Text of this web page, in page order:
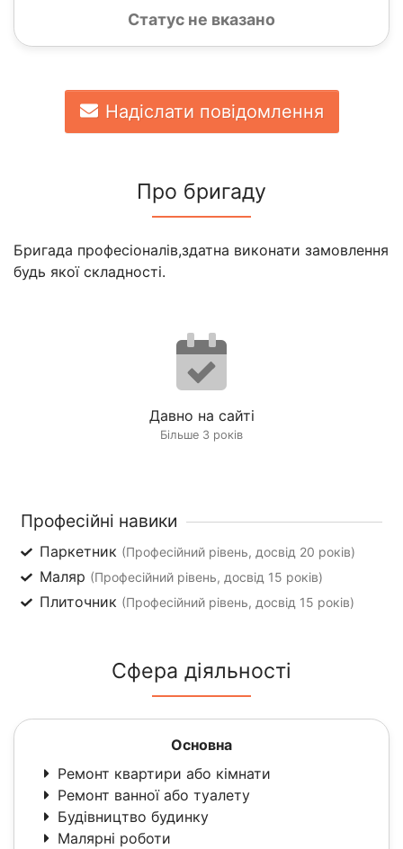
Статус не вказано
Надіслати повідомлення
Про бригаду
Бригада професіоналів,здатна виконати замовлення
будь якої складності.
Давно на сайті
Більше 3 років
Професійні навики
Паркетник (Професійний рівень, досвід 20 років)
Маляр (Професійний рівень, досвід 15 років)
Плиточник (Професійний рівень, досвід 15 років)
Сфера діяльності
Основна
Ремонт квартири або кімнати
Ремонт ванної або туалету
Будівництво будинку
Малярні роботи